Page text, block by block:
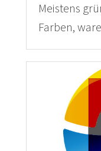
Meistens
Farben,